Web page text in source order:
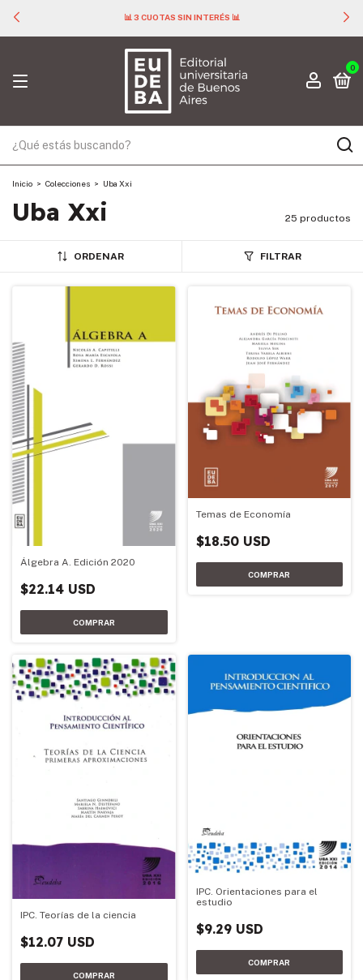
📊 3 CUOTAS SIN INTERÉS 📊
0
Inicio > Colecciones > Uba Xxi
Uba Xxi 25 productos
ORDENAR FILTRAR
Álgebra A. Edición 2020
$22.14 USD
Temas de Economía
$18.50 USD
IPC. Teorías de la ciencia
$12.07 USD
IPC. Orientaciones para el
estudio
$9.29 USD